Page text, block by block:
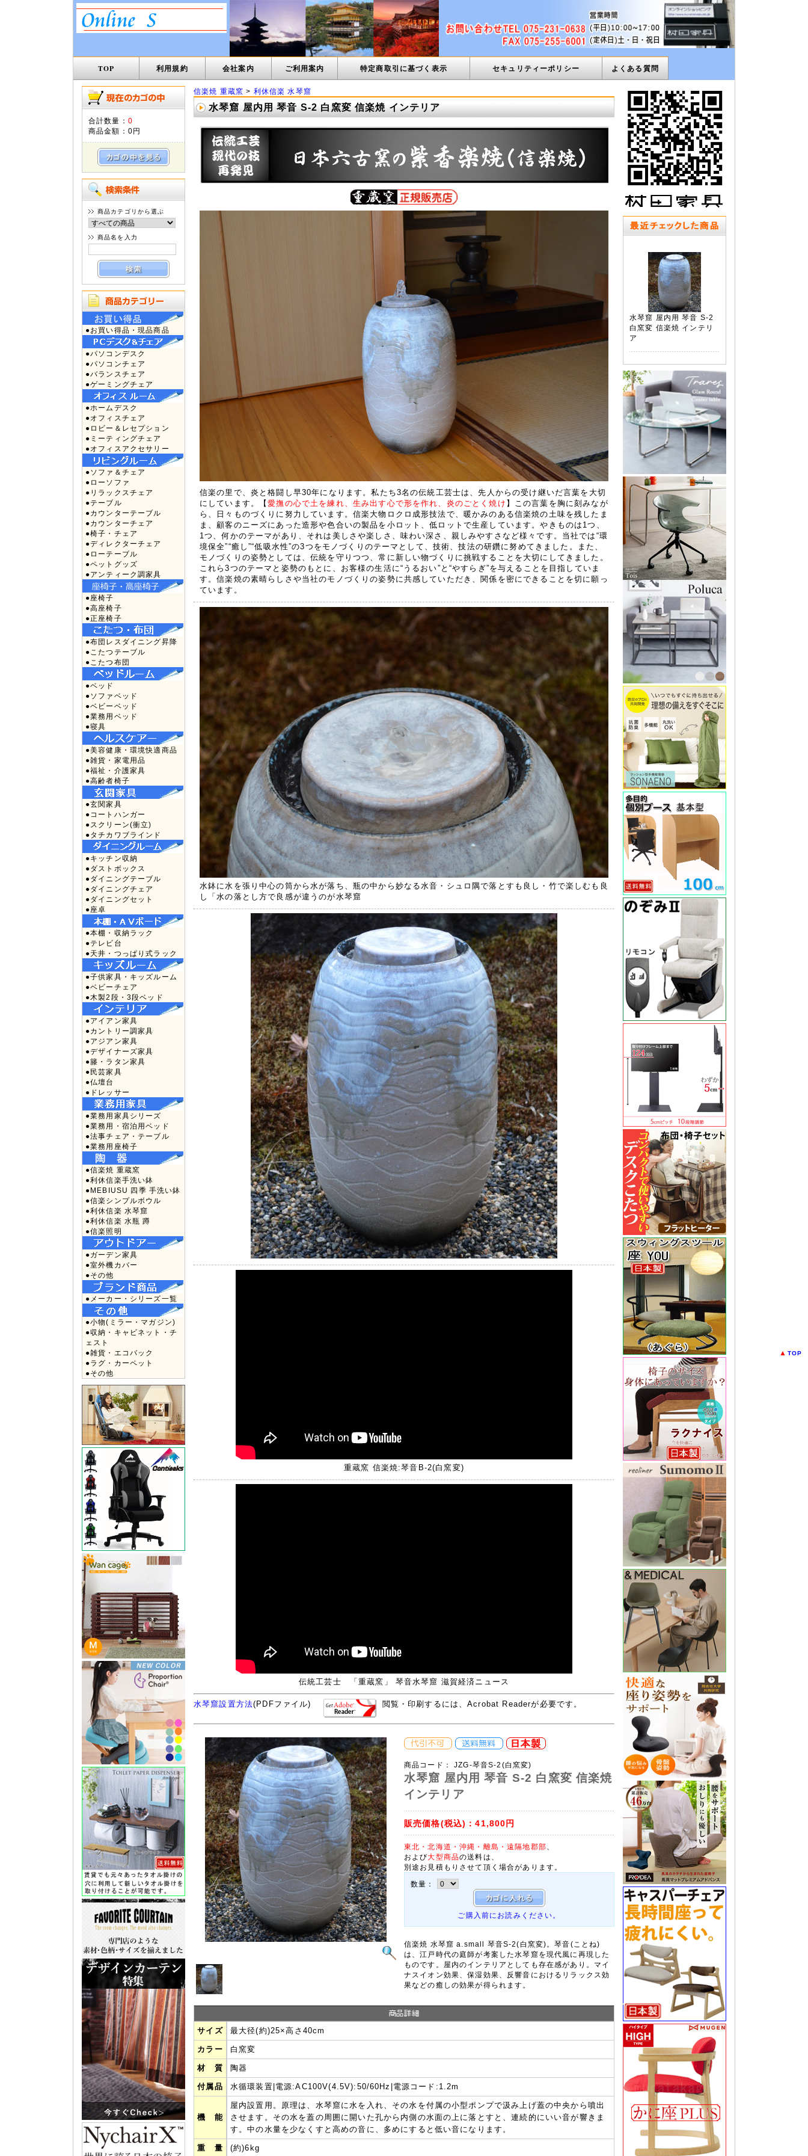
TOP 利用規約 会社案内 ご利用案内 特定商取引に基づく表示 セキュリティーポリシー よくある質問
合計数量： 0
商品金額： 0円
商品カテゴリから選ぶ
商品名を入力
●お買い得品・現品商品
●パソコンデスク
●パソコンチェア
●バランスチェア
●ゲーミングチェア
●ホームデスク
●オフィスチェア
●ロビー＆レセプション
●ミーティングチェア
●オフィスアクセサリー
●ソファ＆チェア
●ローソファ
●リラックスチェア
●テーブル
●カウンターテーブル
●カウンターチェア
●椅子・チェア
●ディレクターチェア
●ローテーブル
●ペットグッズ
●アンティーク調家具
●座椅子
●高座椅子
●正座椅子
●布団レスダイニング昇降
●こたつテーブル
●こたつ布団
●ベッド
●ソファベッド
●ベビーベッド
●業務用ベッド
●寝具
●美容健康・環境快適商品
●雑貨・家電用品
●福祉・介護家具
●高齢者椅子
●玄関家具
●コートハンガー
●スクリーン(衝立)
●タチカワブラインド
●キッチン収納
●ダストボックス
●ダイニングテーブル
●ダイニングチェア
●ダイニングセット
●座卓
●本棚・収納ラック
●テレビ台
●天井・つっぱり式ラック
●子供家具・キッズルーム
●ベビーチェア
●木製2段・3段ベッド
●アイアン家具
●カントリー調家具
●アジアン家具
●デザイナーズ家具
●籐・ラタン家具
●民芸家具
●仏壇台
●ドレッサー
●業務用家具シリーズ
●業務用・宿泊用ベッド
●法事チェア・テーブル
●業務用座椅子
●信楽焼 重蔵窯
●利休信楽手洗い鉢
●MEBIUSU 四季 手洗い鉢
●信楽シンプルボウル
●利休信楽 水琴窟
●利休信楽 水瓶 蹲
●信楽照明
●ガーデン家具
●室外機カバー
●その他
●メーカー・シリーズ一覧
●小物(ミラー・マガジン)
●収納・キャビネット・チ
ェスト
●雑貨・エコバック
●ラグ・カーペット
●その他
信楽焼 重蔵窯 > 利休信楽 水琴窟
水琴窟 屋内用 琴音 S-2 白窯変 信楽焼 インテリア
信楽の里で、炎と格闘し早30年になります。私たち3名の伝統工芸士は、先人からの受け継いだ言葉を大切
にしています。【愛撫の心で土を練れ、生み出す心で形を作れ、炎のごとく焼け 】この言葉を胸に刻みなが
ら、日々ものづくりに努力しています。信楽大物ロクロ成形技法で、暖かみのある信楽焼の土味を残したま
ま、顧客のニーズにあった造形や色合いの製品を小ロット、低ロットで生産しています。やきものは1つ、
1つ、何かのテーマがあり、それは美しさや楽しさ、味わい深さ、親しみやすさなど様々です。当社では“環
境保全”“癒し”“低吸水性”の3つをモノづくりのテーマとして、技術、技法の研鑽に努めてきました。また、
モノづくりの姿勢としては、伝統を守りつつ、常に新しい物づくりに挑戦することを大切にしてきました。
これら3つのテーマと姿勢のもとに、お客様の生活に“うるおい”と“やすらぎ”を与えることを目指していま
す。信楽焼の素晴らしさや当社のモノづくりの姿勢に共感していただき、関係を密にできることを切に願っ
ています。
水鉢に水を張り中心の筒から水が落ち、瓶の中から妙なる水音・シュロ隅で落とすも良し・竹で楽しむも良
し「水の落とし方で良感が違うのが水琴窟
重蔵窯 信楽焼:琴音B-2(白窯変)
伝統工芸士 「重蔵窯」 琴音水琴窟 滋賀経済ニュース
水琴窟設置方法(PDFファイル) 閲覧・印刷するには、Acrobat Readerが必要です。
商品コード： JZG-琴音S-2(白窯変)
水琴窟 屋内用 琴音 S-2 白窯変 信楽焼
インテリア
販売価格(税込)：41,800円
東北・北海道・沖縄・離島・遠隔地郡部
および大型商品の送料は、
別途お見積もりさせて頂く場合があります。
数量：
ご購入前にお読みください。
信楽焼 水琴窟 a.small 琴音S-2(白窯変)。琴音(ことね)
は、江戸時代の庭師が考案した水琴窟を現代風に再現した
ものです。屋内のインテリアとしても存在感があり。マイ
ナスイオン効果、保湿効果、反響音におけるリラックス効
果などの癒しの効果が得られます。
サイズ 最大径(約)25×高さ40cm
カラー 白窯変
材 質 陶器
付属品 水循環装置|電源:AC100V(4.5V):50/60Hz|電源コード:1.2m
機 能
屋内設置用。原理は、水琴窟に水を入れ、その水を付属の小型ポンプで汲み上げ蓋の中央から噴出
させます。その水を蓋の周囲に開いた孔から内側の水面の上に落とすと、連続的にいい音が響きま
す。中の水量を少なくすと高めの音に、多めにすると低い音になります。
重 量 (約)6kg
水琴窟 屋内用 琴音 S-2
白窯変 信楽焼 インテリ
ア
▲ TOP